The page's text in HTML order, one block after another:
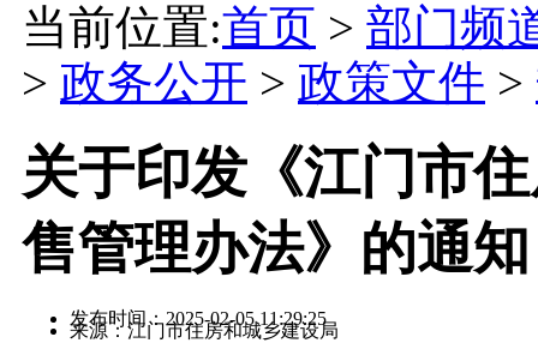
当前位置:首页 > 部门频
> 政务公开 > 政策文件 >
关于印发《江门市
售管理办法》的通
发布时间：2025-02-05 11:29:25
来源：江门市住房和城乡建设局